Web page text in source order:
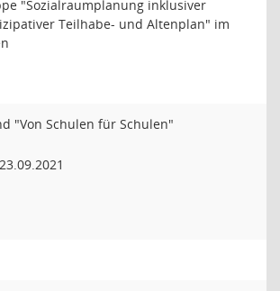
"Sozialraumplanung inklusiver
Teilhabe- und Altenplan" im
"Von Schulen für Schulen"
23.09.2021